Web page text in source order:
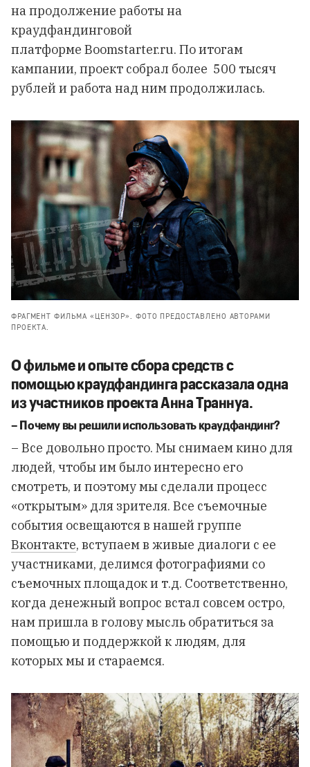
на продолжение работы на
краудфандинговой
платформе Boomstarter.ru. По итогам
кампании, проект собрал более 500 тысяч
рублей и работа над ним продолжилась.
ФРАГМЕНТ ФИЛЬМА «ЦЕНЗОР». ФОТО ПРЕДОСТАВЛЕНО АВТОРАМИ
ПРОЕКТА.
О фильме и опыте сбора средств с
помощью краудфандинга рассказала одна
из участников проекта Анна Траннуа.
–Почемувырешилииспользоватькраудфандинг?
– Все довольно просто. Мы снимаем кино для
людей, чтобы им было интересно его
смотреть, и поэтому мы сделали процесс
«открытым» для зрителя. Все съемочные
события освещаются в нашей группе
Вконтакте, вступаем в живые диалоги с ее
участниками, делимся фотографиями со
съемочных площадок и т.д. Соответственно,
когда денежный вопрос встал совсем остро,
нам пришла в голову мысль обратиться за
помощью и поддержкой к людям, для
которых мы и стараемся.